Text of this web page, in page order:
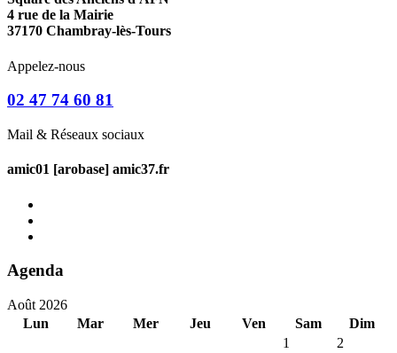
4 rue de la Mairie
37170 Chambray-lès-Tours
Appelez-nous
02 47 74 60 81
Mail & Réseaux sociaux
amic01 [arobase] amic37.fr
Agenda
Août 2026
Lun
Mar Mer Jeu Ven Sam
Dim
1
2